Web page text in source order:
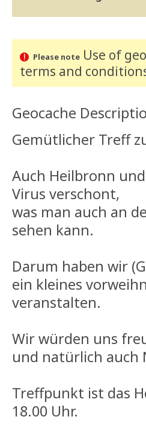
Please noteUse of
terms and
Geocache
Gemütlicher Treff
Auch Heilbronn
Virus verschont,
was man auch an
sehen kann.
Darum haben wir
ein kleines
veranstalten.
Wir würden uns
und natürlich auch
Treffpunkt ist das
18.00 Uhr.